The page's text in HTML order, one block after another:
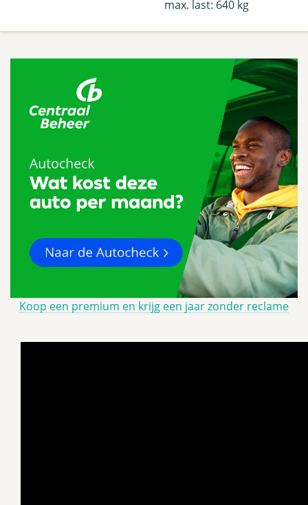
max. last: 640 kg
Koop een premium en krijg een jaar zonder reclame